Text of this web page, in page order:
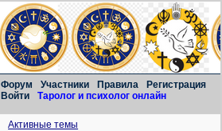
Форум Участники Правила
Регистрация
Войти
Таролог и психолог онлайн
Активные темы